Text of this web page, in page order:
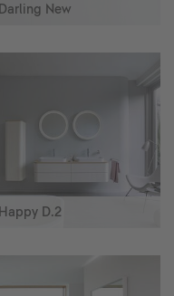
Darling New
Happy D.2